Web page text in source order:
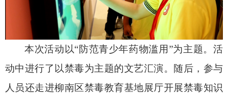
本次活动以“防范青少年药物滥用”为主题。活
动中进行了以禁毒为主题的文艺汇演。随后，参与
人员还走进柳南区禁毒教育基地展厅开展禁毒知识